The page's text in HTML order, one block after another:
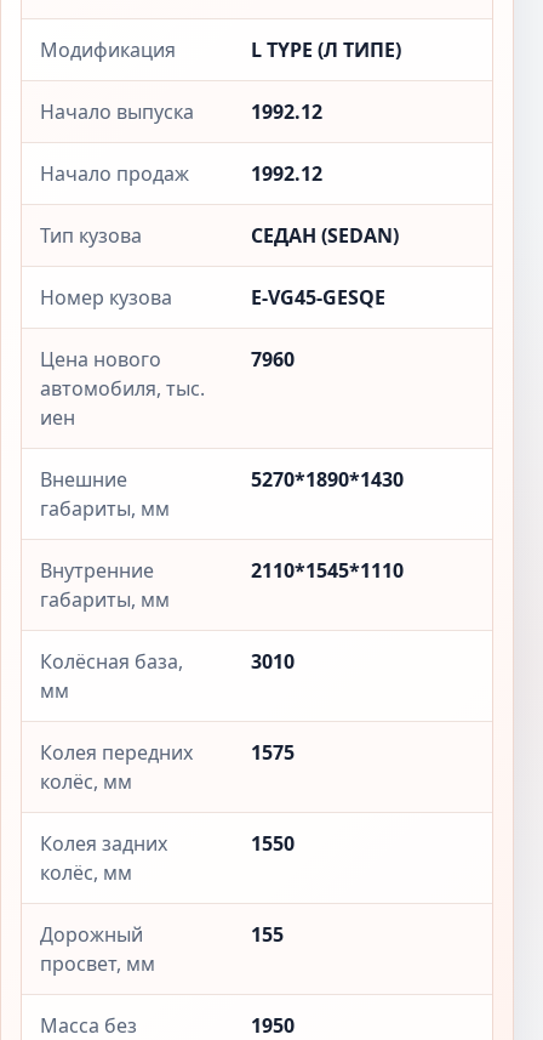
Модификация L TYPE (Л ТИПЕ)
Начало выпуска 1992.12
Начало продаж 1992.12
Тип кузова СЕДАН (SEDAN)
Номер кузова E-VG45-GESQE
Цена нового
автомобиля, тыс.
иен
7960
Внешние
габариты, мм
5270*1890*1430
Внутренние
габариты, мм
2110*1545*1110
Колёсная база,
мм
3010
Колея передних
колёс, мм
1575
Колея задних
колёс, мм
1550
Дорожный
просвет, мм
155
Масса без
1950